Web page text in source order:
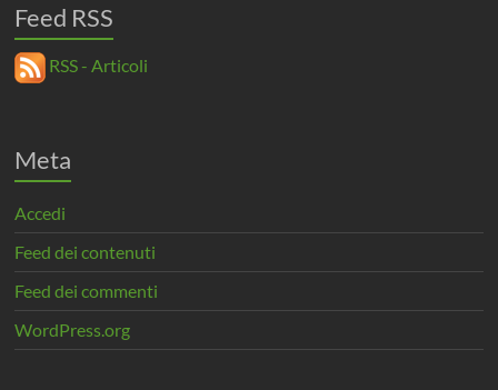
Feed RSS
RSS - Articoli
Meta
Accedi
Feed dei contenuti
Feed dei commenti
WordPress.org